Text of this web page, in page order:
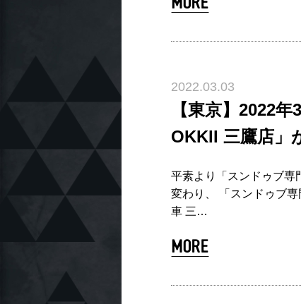
2022.03.03
【東京】2022
OKKII 三鷹店」
平素より「スンドゥブ専
変わり、 「スンドゥブ
車 三…